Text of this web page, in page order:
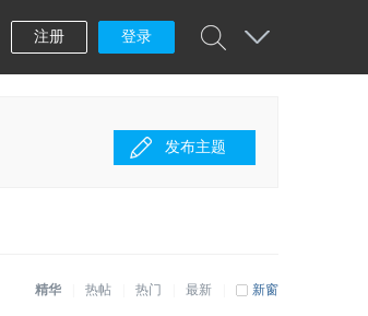
注册 登录
发布主题
新窗
最新
热门
热帖
精华